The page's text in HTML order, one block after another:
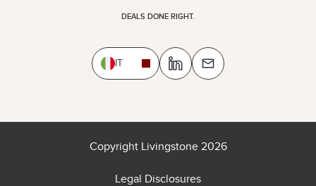
DEALS DONE RIGHT.
IT
Copyright Livingstone 2026
Legal Disclosures